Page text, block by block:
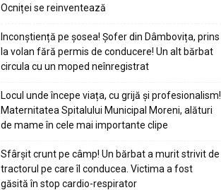
Ocniței se reinventează
Inconștiență pe șosea! Șofer din Dâmbovița, prins
la volan fără permis de conducere! Un alt bărbat
circula cu un moped neînregistrat
Locul unde începe viața, cu grijă și profesionalism!
Maternitatea Spitalului Municipal Moreni, alături
de mame în cele mai importante clipe
Sfârșit crunt pe câmp! Un bărbat a murit strivit de
tractorul pe care îl conducea. Victima a fost
găsită în stop cardio-respirator